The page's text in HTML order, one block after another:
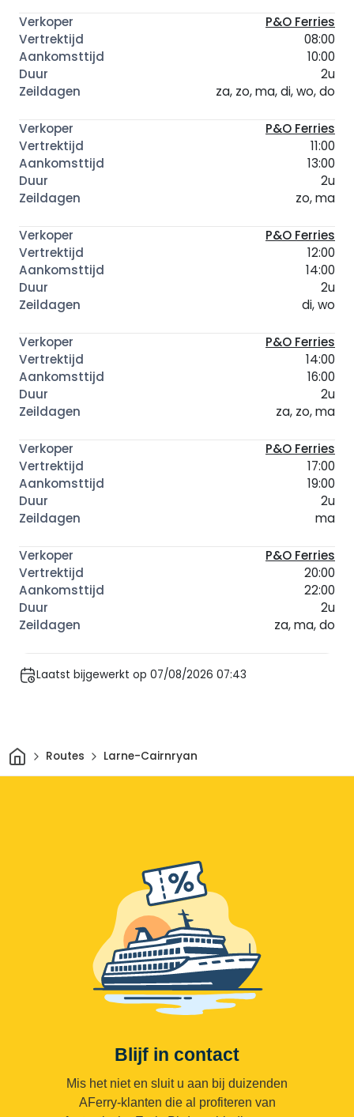
P&O Ferries
08:00
10:00
2u
za, zo, ma, di, wo, do
P&O Ferries
11:00
13:00
2u
zo, ma
P&O Ferries
12:00
14:00
2u
di, wo
P&O Ferries
14:00
16:00
2u
za, zo, ma
P&O Ferries
17:00
19:00
2u
ma
P&O Ferries
20:00
22:00
2u
za, ma, do
Laatst bijgewerkt op 07/08/2026 07:43
ThuisRoutes Larne-Cairnryan
Blijf in contact
Mis het niet en sluit u aan bij duizenden
AFerry-klanten die al profiteren van